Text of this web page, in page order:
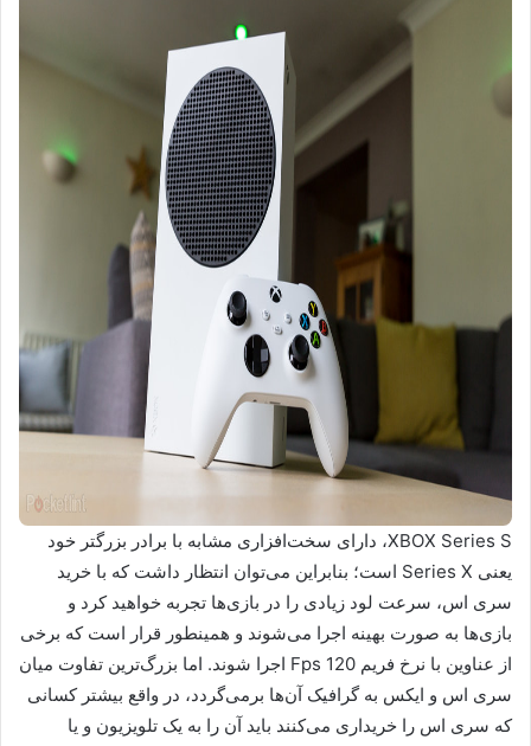
XBOX Series S، دارای سخت‌افزاری مشابه با برادر بزرگتر خود
یعنی Series X است؛ بنابراین می‌توان انتظار داشت که با خرید
سری اس، سرعت لود زیادی را در بازی‌ها تجربه خواهید کرد و
بازی‌ها به صورت بهینه اجرا می‌شوند و همینطور قرار است که برخی
از عناوین با نرخ فریم 120 Fps اجرا شوند. اما بزرگ‌ترین تفاوت میان
سری اس و ایکس به گرافیک آن‌ها برمی‌گردد، در واقع بیشتر کسانی
که سری اس را خریداری می‌کنند باید آن را به یک تلویزیون و یا